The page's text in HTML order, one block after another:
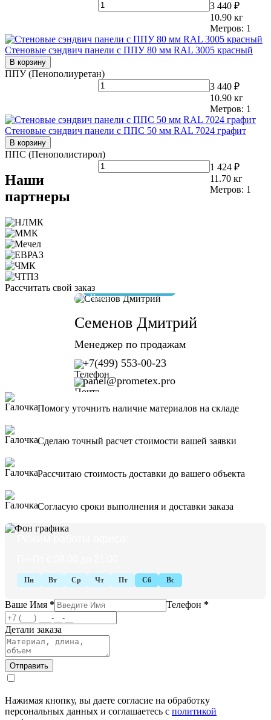
3 440 ₽
10.90 кг
Метров: 1
Стеновые сэндвич панели с ППУ 80 мм RAL 3005 красный
В корзину
ППУ (Пенополиуретан)
3 440 ₽
10.90 кг
Метров: 1
Стеновые сэндвич панели с ППС 50 мм RAL 7024 графит
В корзину
ППС (Пенополистирол)
1 424 ₽
11.70 кг
Метров: 1
Наши
партнеры
Рассчитать свой заказ
Семенов Дмитрий
Менеджер по продажам
+7(499) 553-00-23
panel@prometex.pro
Ваше Имя * Телефон *
Детали заказа
Нажимая кнопку, вы даете согласие на обработку
персональных данных и соглашаетесь с политикой
Помогу уточнить наличие материалов на складе
Сделаю точный расчет стоимости вашей заявки
Рассчитаю стоимость доставки до вашего объекта
Согласую сроки выполнения и доставки заказа
Пн Вт Ср Чт Пт Сб Вс